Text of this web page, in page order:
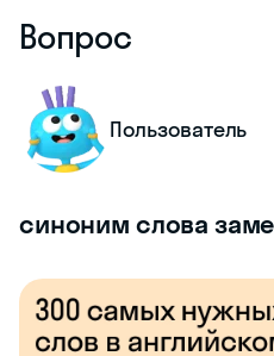
Вопрос
Пользователь
синоним слова